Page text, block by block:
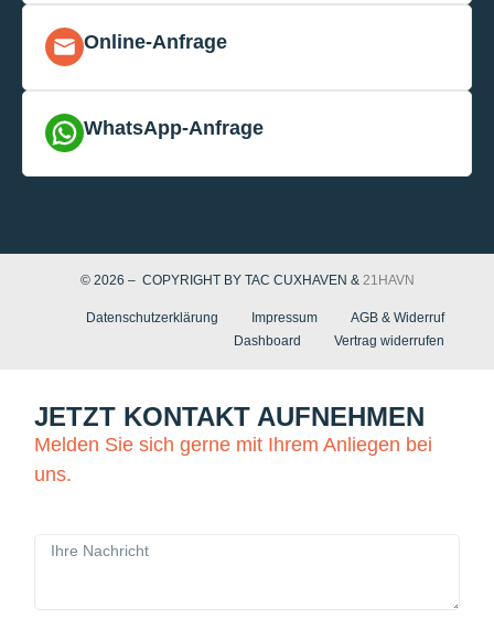
Online-Anfrage
WhatsApp-Anfrage
© 2026 – COPYRIGHT BY TAC CUXHAVEN & 21HAVN
Datenschutzerklärung Impressum
AGB & Widerruf
Dashboard
Vertrag widerrufen
JETZT KONTAKT AUFNEHMEN
Melden Sie sich gerne mit Ihrem Anliegen bei
uns.